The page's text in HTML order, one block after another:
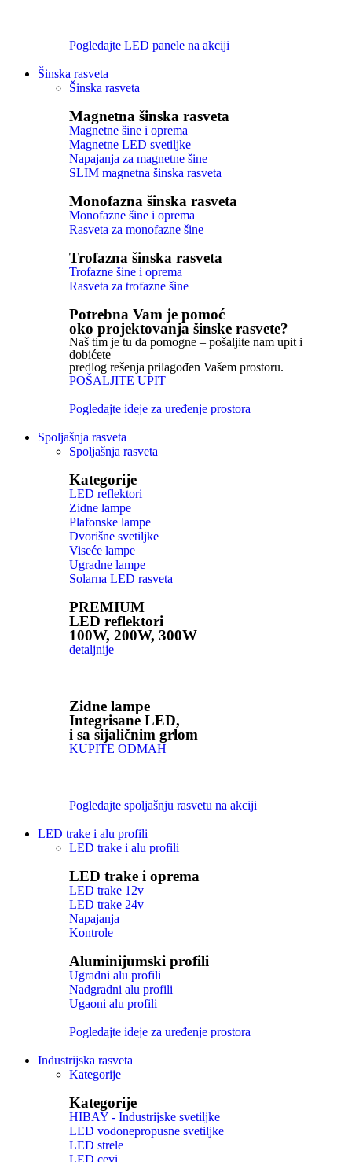
Pogledajte LED panele na akciji
Šinska rasveta
Šinska rasveta
Magnetna šinska rasveta
Magnetne šine i oprema
Magnetne LED svetiljke
Napajanja za magnetne šine
SLIM magnetna šinska rasveta
Monofazna šinska rasveta
Monofazne šine i oprema
Rasveta za monofazne šine
Trofazna šinska rasveta
Trofazne šine i oprema
Rasveta za trofazne šine
Potrebna Vam je pomoć
oko projektovanja šinske rasvete?
Naš tim je tu da pomogne – pošaljite nam upit i
dobićete
predlog rešenja prilagođen Vašem prostoru.
POŠALJITE UPIT
Pogledajte ideje za uređenje prostora
Spoljašnja rasveta
Spoljašnja rasveta
Kategorije
LED reflektori
Zidne lampe
Plafonske lampe
Dvorišne svetiljke
Viseće lampe
Ugradne lampe
Solarna LED rasveta
PREMIUM
LED reflektori
100W, 200W, 300W
detaljnije
Zidne lampe
Integrisane LED,
i sa sijaličnim grlom
KUPITE ODMAH
Pogledajte spoljašnju rasvetu na akciji
LED trake i alu profili
LED trake i alu profili
LED trake i oprema
LED trake 12v
LED trake 24v
Napajanja
Kontrole
Aluminijumski profili
Ugradni alu profili
Nadgradni alu profili
Ugaoni alu profili
Pogledajte ideje za uređenje prostora
Industrijska rasveta
Kategorije
Kategorije
HIBAY - Industrijske svetiljke
LED vodonepropusne svetiljke
LED strele